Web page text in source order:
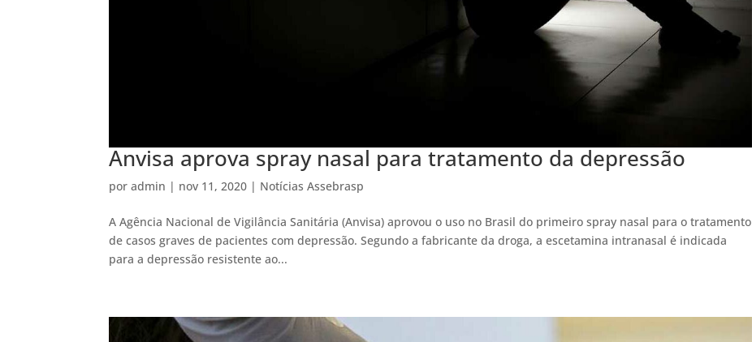
Anvisa aprova spray nasal para tratamento da depressão
poradmin | nov 11, 2020 | Notícias Assebrasp
A Agência Nacional de Vigilância Sanitária (Anvisa) aprovou o uso no Brasil do primeiro spray nasal para o tratamento
de casos graves de pacientes com depressão. Segundo a fabricante da droga, a escetamina intranasal é indicada
para a depressão resistente ao...